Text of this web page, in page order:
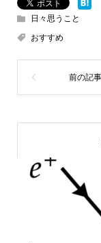
日々思うこと
おすすめ